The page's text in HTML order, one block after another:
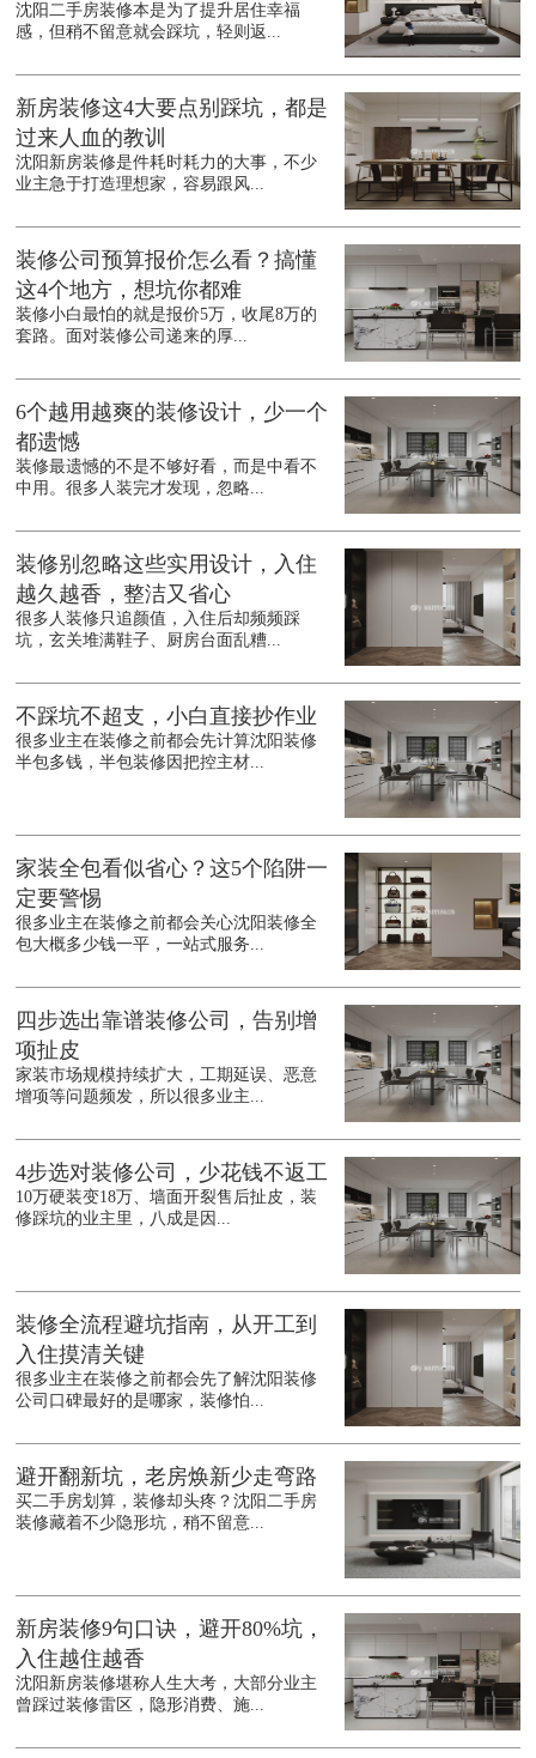
沈阳二手房装修本是为了提升居住幸福
感，但稍不留意就会踩坑，轻则返...
新房装修这4大要点别踩坑，都是
过来人血的教训
沈阳新房装修是件耗时耗力的大事，不少
业主急于打造理想家，容易跟风...
装修公司预算报价怎么看？搞懂
这4个地方，想坑你都难
装修小白最怕的就是报价5万，收尾8万的
套路。面对装修公司递来的厚...
6个越用越爽的装修设计，少一个
都遗憾
装修最遗憾的不是不够好看，而是中看不
中用。很多人装完才发现，忽略...
装修别忽略这些实用设计，入住
越久越香，整洁又省心
很多人装修只追颜值，入住后却频频踩
坑，玄关堆满鞋子、厨房台面乱糟...
不踩坑不超支，小白直接抄作业
很多业主在装修之前都会先计算沈阳装修
半包多钱，半包装修因把控主材...
家装全包看似省心？这5个陷阱一
定要警惕
很多业主在装修之前都会关心沈阳装修全
包大概多少钱一平，一站式服务...
四步选出靠谱装修公司，告别增
项扯皮
家装市场规模持续扩大，工期延误、恶意
增项等问题频发，所以很多业主...
4步选对装修公司，少花钱不返工
10万硬装变18万、墙面开裂售后扯皮，装
修踩坑的业主里，八成是因...
装修全流程避坑指南，从开工到
入住摸清关键
很多业主在装修之前都会先了解沈阳装修
公司口碑最好的是哪家，装修怕...
避开翻新坑，老房焕新少走弯路
买二手房划算，装修却头疼？沈阳二手房
装修藏着不少隐形坑，稍不留意...
新房装修9句口诀，避开80%坑，
入住越住越香
沈阳新房装修堪称人生大考，大部分业主
曾踩过装修雷区，隐形消费、施...